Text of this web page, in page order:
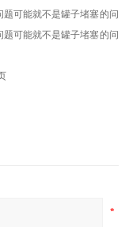
可能就不是罐子堵塞的问
可能就不是罐子堵塞的问